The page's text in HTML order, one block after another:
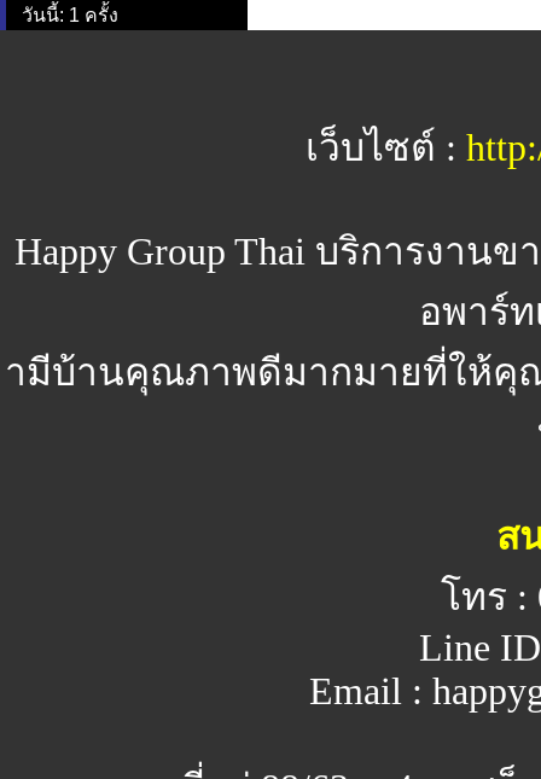
วันนี้: 1 ครั้ง
เว็บไซต์ :
Happy Group Thaiบริการงานข
อพาร์
ามีบ้านคุณภาพดีมากมายที่ให้คุ
ส
โทร :
Line
Email :